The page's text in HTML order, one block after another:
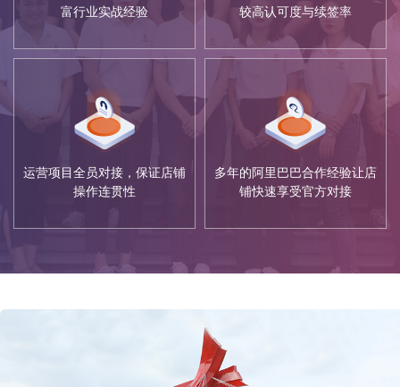
富行业实战经验
较高认可度与续签率
运营项目全员对接，保证店铺
操作连贯性
多年的阿里巴巴合作经验让店
铺快速享受官方对接